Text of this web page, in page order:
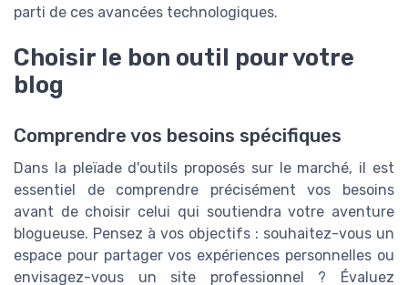
parti de ces avancées technologiques.
Choisir le bon outil pour votre
blog
Comprendre vos besoins spécifiques
Dans la pleïade d'outils proposés sur le marché, il est
essentiel de comprendre précisément vos besoins
avant de choisir celui qui soutiendra votre aventure
blogueuse. Pensez à vos objectifs : souhaitez-vous un
espace pour partager vos expériences personnelles ou
envisagez-vous un site professionnel ? Évaluez